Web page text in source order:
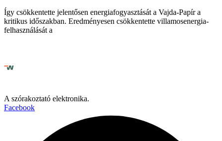
Így csökkentette jelentősen energiafogyasztását a Vajda-Papír a
kritikus időszakban. Eredményesen csökkentette villamosenergia-
felhasználását a
A szórakoztató elektronika.
Facebook